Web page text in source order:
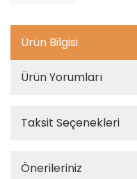
Ürün Bilgisi
Ürün Yorumları
Taksit Seçenekleri
Önerileriniz